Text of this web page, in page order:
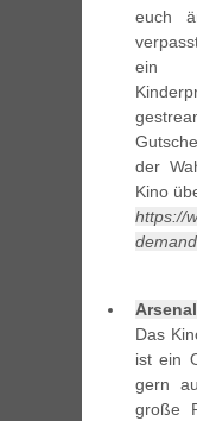
euch
ein
der
Kino
https://
Das
ist ein
gern
große